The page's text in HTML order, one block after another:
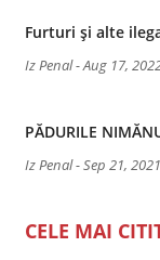
Furturi și alte
Iz Penal-Aug 17,
PĂDURILE
Iz Penal-Sep 21, 2021
CELE MAI